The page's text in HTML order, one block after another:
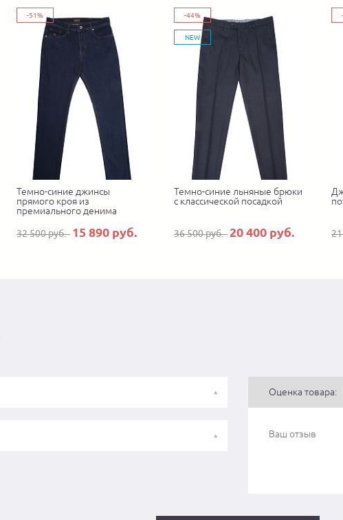
-51%
Темно-синие джинсы
прямого кроя из
премиального денима
32 500 руб. 15 890 руб.
-44%
NEW
Темно-синие льняные брюки
с классической посадкой
36 500 руб. 20 400 руб.
Оценка товара: